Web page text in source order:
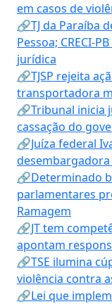
em casos de
🔗TJ da Paraíba
Pessoa; CRECI-
jurídica
🔗TJSP rejeita
transportadora
🔗Tribunal inicia
cassação do
🔗Juíza federal
desembargadora
🔗Determinado
parlamentares
Ramagem
🔗JT tem
apontam
🔗TSE ilumina
violência contra
🔗Lei que